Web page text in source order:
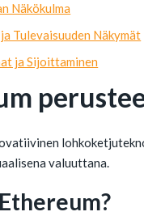
Näkökulma
Tulevaisuuden Näkymät
ja Sijoittaminen
valuuttana.